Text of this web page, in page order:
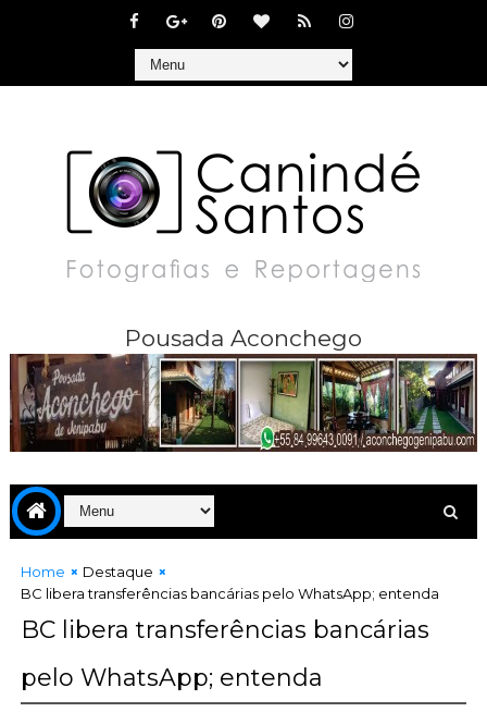
Pousada Aconchego
Home
Destaque
BC libera transferências bancárias pelo WhatsApp; entenda
BC libera transferências bancárias
pelo WhatsApp; entenda